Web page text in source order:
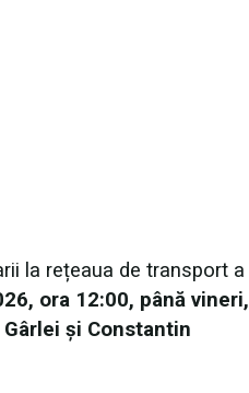
la rețeaua de transport a
ora 12:00, până vineri,
și Constantin